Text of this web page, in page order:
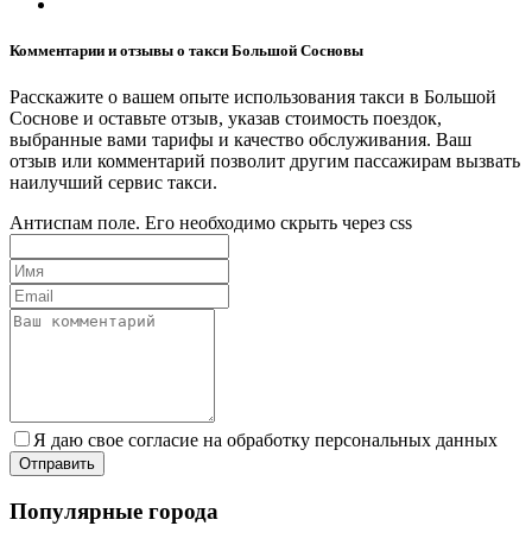
Комментарии и отзывы о такси Большой Сосновы
Расскажите о вашем опыте использования такси в Большой
Соснове и оставьте отзыв, указав стоимость поездок,
выбранные вами тарифы и качество обслуживания. Ваш
отзыв или комментарий позволит другим пассажирам вызвать
наилучший сервис такси.
Антиспам поле. Его необходимо скрыть через css
Я даю свое согласие на обработку персональных данных
Популярные города